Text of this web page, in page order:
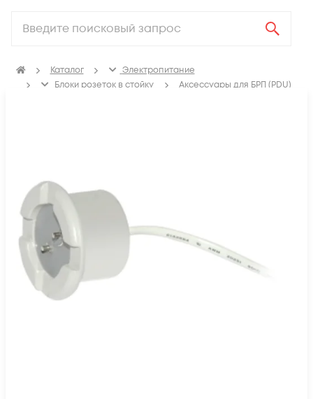
Каталог
Электропитание
Блоки розеток в стойку
Аксессуары для БРП (PDU)